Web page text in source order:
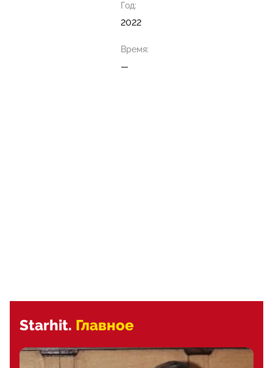
Год:
2022
Время:
—
Starhit. Главное